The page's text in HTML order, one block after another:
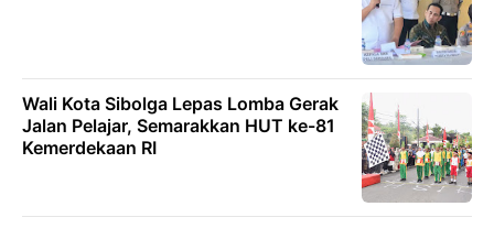
Wali Kota Sibolga Lepas Lomba Gerak
Jalan Pelajar, Semarakkan HUT ke-81
Kemerdekaan RI